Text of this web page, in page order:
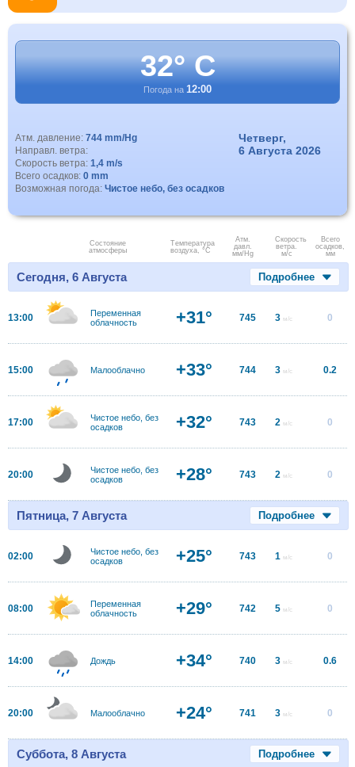
32° C
Погода на 12:00
Атм. давление: 744 mm/Hg
Направл. ветра:
Скорость ветра: 1,4 m/s
Всего осадков: 0 mm
Возможная погода: Чистое небо, без осадков
Четверг,
6 Августа 2026
Состояние
атмосферы
Температура
воздуха, °C
Атм.
давл.
мм/Hg
Скорость
ветра.
м/с
Всего
осадков,
мм
Сегодня, 6 Августа Подробнее
13:00
Переменная
облачность
+31° 745 3 м/с 0
15:00 Малооблачно +33° 744 3 м/с 0.2
17:00
Чистое небо, без
осадков
+32° 743 2 м/с 0
20:00
Чистое небо, без
осадков
+28° 743 2 м/с 0
Пятница, 7 Августа Подробнее
02:00
Чистое небо, без
осадков
+25° 743 1 м/с 0
08:00
Переменная
облачность
+29° 742 5 м/с 0
14:00 Дождь +34° 740 3 м/с 0.6
20:00 Малооблачно +24° 741 3 м/с 0
Суббота, 8 Августа Подробнее